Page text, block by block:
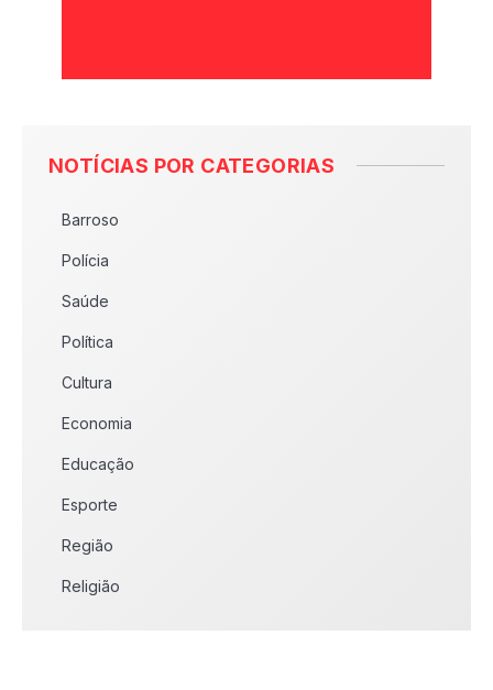
NOTÍCIAS POR CATEGORIAS
Barroso
Polícia
Saúde
Política
Cultura
Economia
Educação
Esporte
Região
Religião